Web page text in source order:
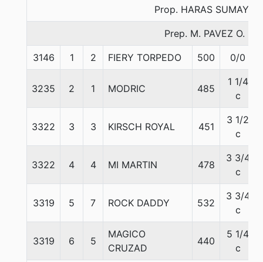
Prop. HARAS SUMAYA
Prep. M. PAVEZ O.
3146 1 2 FIERY TORPEDO 500 0/0
3235 2 1 MODRIC 485
1 1/4
c
3322 3 3 KIRSCH ROYAL 451
3 1/2
c
3322 4 4 MI MARTIN 478
3 3/4
c
3319 5 7 ROCK DADDY 532
3 3/4
c
3319 6 5
MAGICO
CRUZAD
440
5 1/4
c